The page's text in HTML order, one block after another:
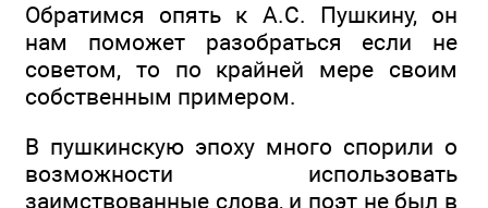
Обратимся опять к А.С. Пушкину, он
нам поможет разобраться если не
советом, то по крайней мере своим
собственным примером.
В пушкинскую эпоху много спорили о
возможности использовать
заимствованные слова, и поэт не был в